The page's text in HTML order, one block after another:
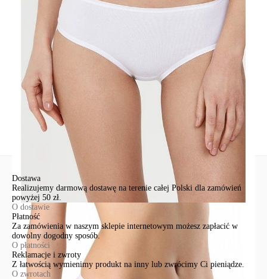
Podmiot odpowiedzialny
EuroTrade Tex Sp z o.o.
Św. Teresy 91
91-341, Łódź, Polska
+48 500-503-636
info@conteshop.pl
Ten produkt nie ma pytań Możesz zadać pytanie, klikając przycisk
poniżej
Zadaj pytanie
Nowe pytanie
Dostawa
Realizujemy darmową dostawę na terenie całej Polski dla zamówień
powyżej 50 zł.
O dostawie
Płatność
Za zamówienia w naszym sklepie internetowym możesz zapłacić w
dowolny dogodny sposób.
O płatności
Reklamacje i zwroty
Z łatwością wymienimy produkt na inny lub zwrócimy Ci pieniądze.
O zwrotach